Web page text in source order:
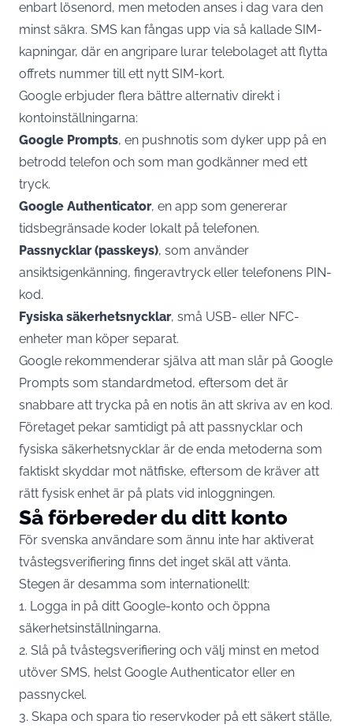
enbart lösenord, men metoden anses i dag vara den
minst säkra. SMS kan fångas upp via så kallade SIM-
kapningar, där en angripare lurar telebolaget att flytta
offrets nummer till ett nytt SIM-kort.
Google erbjuder flera bättre alternativ direkt i
kontoinställningarna:
Google Prompts, en pushnotis som dyker upp på en
betrodd telefon och som man godkänner med ett
tryck.
Google Authenticator, en app som genererar
tidsbegränsade koder lokalt på telefonen.
Passnycklar (passkeys), som använder
ansiktsigenkänning, fingeravtryck eller telefonens PIN-
kod.
Fysiska säkerhetsnycklar, små USB- eller NFC-
enheter man köper separat.
Google rekommenderar själva att man slår på Google
Prompts som standardmetod, eftersom det är
snabbare att trycka på en notis än att skriva av en kod.
Företaget pekar samtidigt på att passnycklar och
fysiska säkerhetsnycklar är de enda metoderna som
faktiskt skyddar mot nätfiske, eftersom de kräver att
rätt fysisk enhet är på plats vid inloggningen.
Så förbereder du ditt konto
För svenska användare som ännu inte har aktiverat
tvåstegsverifiering finns det inget skäl att vänta.
Stegen är desamma som internationellt:
1. Logga in på ditt Google-konto och öppna
säkerhetsinställningarna.
2. Slå på tvåstegsverifiering och välj minst en metod
utöver SMS, helst Google Authenticator eller en
passnyckel.
3. Skapa och spara tio reservkoder på ett säkert ställe,